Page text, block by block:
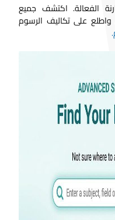
الفعالة. اكتشف جميع
واطلع على تكاليف الرسوم